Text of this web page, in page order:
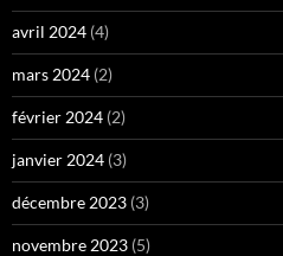
avril 2024 (4)
mars 2024 (2)
février 2024 (2)
janvier 2024 (3)
décembre 2023 (3)
novembre 2023 (5)